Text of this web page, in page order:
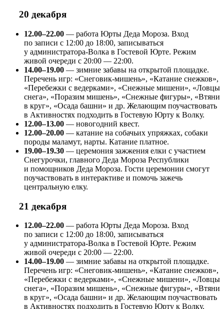
20 декабря
12.00–22.00 — работа Юрты Деда Мороза. Вход
по записи с 12:00 до 18:00, записываться
у администратора-Волка в Гостевой Юрте. Режим
живой очереди с 20:00 — 22:00.
14.00–19.00 — зимние забавы на открытой площадке.
Перечень игр: «Снеговик-мишень», «Катание снежков»,
«Перебежки с ведерками», «Снежные мишени», «Ловцы
снега», «Поразим мишень», «Снежные фигуры», «Втяни
в круг», «Осада башни» и др. Желающим поучаствовать
в Активностях подходить в Гостевую Юрту к Волку.
12.00–13.00 — новогодний квест.
12.00–20.00 — катание на собачьих упряжках, собаки
породы маламут, нарты. Катание платное.
19.00–19.30 — церемония зажжения елки с участием
Снегурочки, главного Деда Мороза Республики
и помощников Деда Мороза. Гости церемонии смогут
поучаствовать в интерактиве и помочь зажечь
центральную елку.
21 декабря
12.00–22.00 — работа Юрты Деда Мороза. Вход
по записи с 12:00 до 18:00, записываться
у администратора-Волка в Гостевой Юрте. Режим
живой очереди с 20:00 — 22:00.
14.00–19.00 — зимние забавы на открытой площадке.
Перечень игр: «Снеговик-мишень», «Катание снежков»,
«Перебежки с ведерками», «Снежные мишени», «Ловцы
снега», «Поразим мишень», «Снежные фигуры», «Втяни
в круг», «Осада башни» и др. Желающим поучаствовать
в Активностях подходить в Гостевую Юрту к Волку.